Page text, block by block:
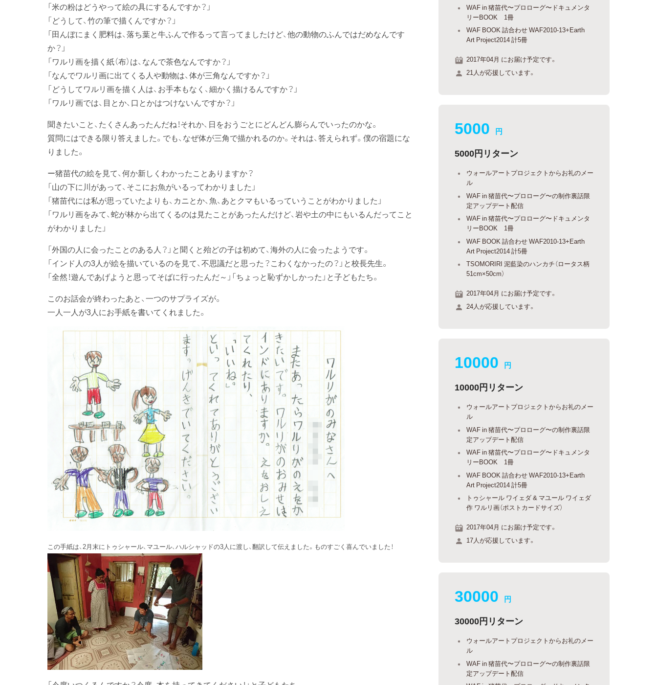
「米の粉はどうやって絵の具にするんですか？」
「どうして、竹の筆で描くんですか？」
「田んぼにまく肥料は、落ち葉と牛ふんで作るって言ってましたけど、他の動物のふんではだめなんです
か？」
「ワルリ画を描く紙（布）は、なんで茶色なんですか？」
「なんでワルリ画に出てくる人や動物は、体が三角なんですか？」
「どうしてワルリ画を描く人は、お手本もなく、細かく描けるんですか？」
「ワルリ画では、目とか、口とかはつけないんですか？」
聞きたいこと、たくさんあったんだね！それか、日をおうごとにどんどん膨らんでいったのかな。
質問にはできる限り答えました。でも、なぜ体が三角で描かれるのか。それは、答えられず。僕の宿題にな
りました。
ー猪苗代の絵を見て、何か新しくわかったことありますか？
「山の下に川があって、そこにお魚がいるってわかりました」
「猪苗代には私が思っていたよりも、カニとか、魚、あとクマもいるっていうことがわかりました」
「ワルリ画をみて、蛇が林から出てくるのは見たことがあったんだけど、岩や土の中にもいるんだってこと
がわかりました」
「外国の人に会ったことのある人？」と聞くと殆どの子は初めて、海外の人に会ったようです。
「インド人の3人が絵を描いているのを見て、不思議だと思った？こわくなかったの？」と校長先生。
「全然！遊んであげようと思ってそばに行ったんだ～」「ちょっと恥ずかしかった」と子どもたち。
このお話会が終わったあと、一つのサプライズが。
一人一人が3人にお手紙を書いてくれました。
この手紙は、2月末にトゥシャール、マユール、ハルシャッドの3人に渡し、翻訳して伝えました。ものすごく喜んでいました！
WAF in 猪苗代〜プロローグ〜ドキュメンタ
リーBOOK 1冊
WAF BOOK 詰合わせ WAF2010-13+Earth
Art Project2014 計5冊
2017年04月 にお届け予定です。
21人が応援しています。
5000 円
5000円リターン
ウォールアートプロジェクトからお礼のメー
ル
WAF in 猪苗代〜プロローグ〜の制作裏話限
定アップデート配信
WAF in 猪苗代〜プロローグ〜ドキュメンタ
リーBOOK 1冊
WAF BOOK 詰合わせ WAF2010-13+Earth
Art Project2014 計5冊
TSOMORIRI 泥藍染のハンカチ（ロータス柄
51cm×50cm）
2017年04月 にお届け予定です。
24人が応援しています。
10000 円
10000円リターン
ウォールアートプロジェクトからお礼のメー
ル
WAF in 猪苗代〜プロローグ〜の制作裏話限
定アップデート配信
WAF in 猪苗代〜プロローグ〜ドキュメンタ
リーBOOK 1冊
WAF BOOK 詰合わせ WAF2010-13+Earth
Art Project2014 計5冊
トゥシャール ワイェダ & マユール ワイェダ
作 ワルリ画（ポストカードサイズ）
2017年04月 にお届け予定です。
17人が応援しています。
30000 円
30000円リターン
ウォールアートプロジェクトからお礼のメー
ル
WAF in 猪苗代〜プロローグ〜の制作裏話限
定アップデート配信